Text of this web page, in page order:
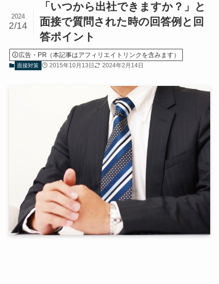
「いつから出社できますか？」と
面接で質問された時の回答例と回
答ポイント
2024
2/14
広告・PR（本記事はアフィリエイトリンクを含みます）
面接対策 2015年10月13日 2024年2月14日